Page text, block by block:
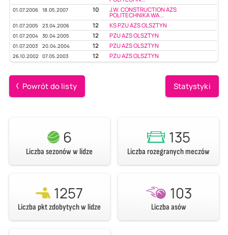
01.07.2006 18.05.2007 10 J.W. CONSTRUCTION AZS
POLITECHNIKA WA...
01.07.2005 23.04.2006 12 KS PZU AZS OLSZTYN
01.07.2004 30.04.2005 12 PZU AZS OLSZTYN
01.07.2003 20.04.2004 12 PZU AZS OLSZTYN
26.10.2002 07.05.2003 12 PZU AZS OLSZTYN
Powrót do listy Statystyki
6
Liczba sezonów w lidze
135
Liczba rozegranych meczów
1257
Liczba pkt zdobytych w lidze
103
Liczba asów